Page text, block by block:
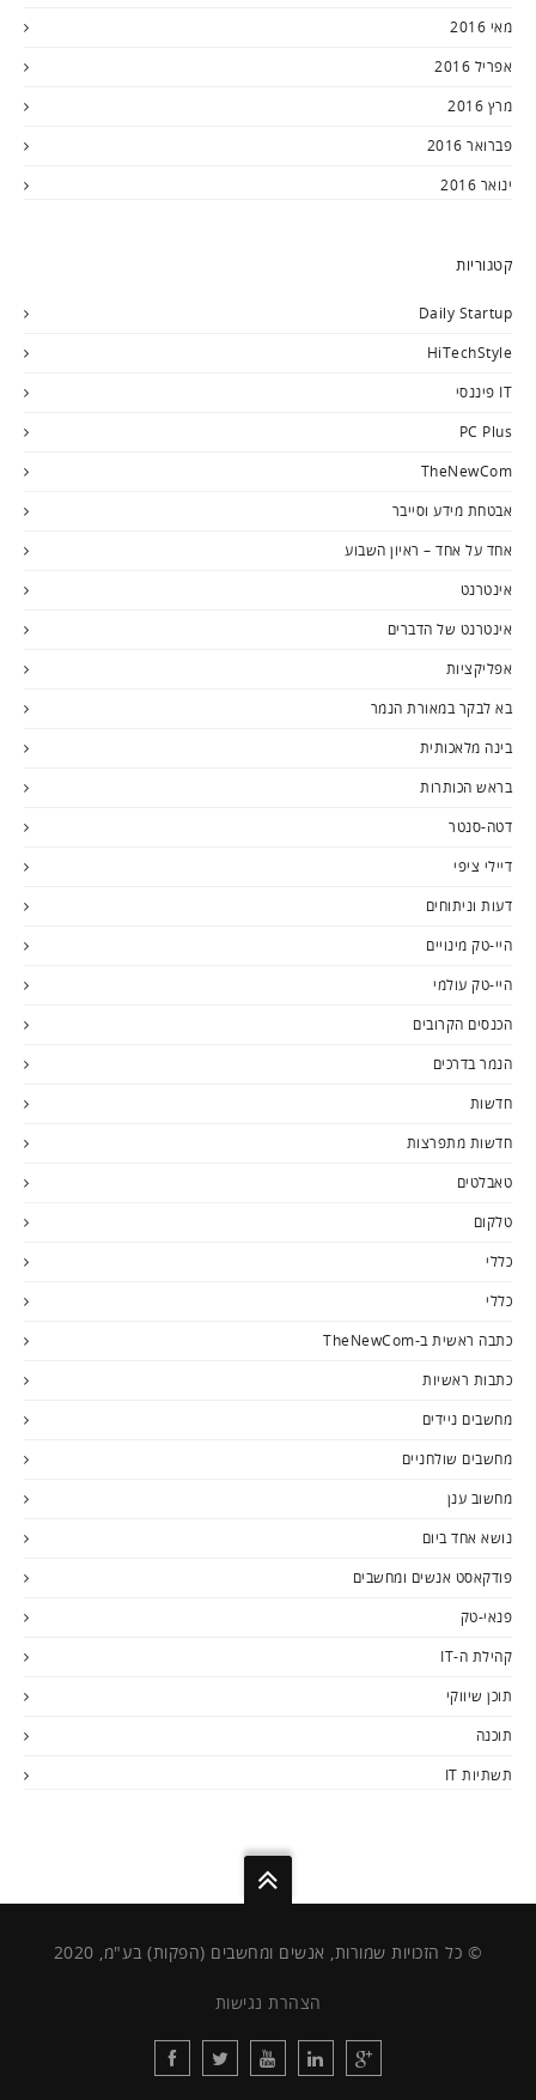
מאי 2016
אפריל 2016
מרץ 2016
פברואר 2016
ינואר 2016
קטגוריות
Daily Startup
HiTechStyle
IT פיננסי
PC Plus
TheNewCom
אבטחת מידע וסייבר
אחד על אחד – ראיון השבוע
אינטרנט
אינטרנט של הדברים
אפליקציות
בא לבקר במאורת הנמר
בינה מלאכותית
בראש הכותרות
דטה-סנטר
דיילי ציפי
דעות וניתוחים
היי-טק מינויים
היי-טק עולמי
הכנסים הקרובים
הנמר בדרכים
חדשות
חדשות מתפרצות
טאבלטים
טלקום
כללי
כללי
כתבה ראשית ב-TheNewCom
כתבות ראשיות
מחשבים ניידים
מחשבים שולחניים
מחשוב ענן
נושא אחד ביום
פודקאסט אנשים ומחשבים
פנאי-טק
קהילת ה-IT
תוכן שיווקי
תוכנה
תשתיות IT
© כל הזכויות שמורות, אנשים ומחשבים (הפקות) בע"מ, 2020
הצהרת נגישות